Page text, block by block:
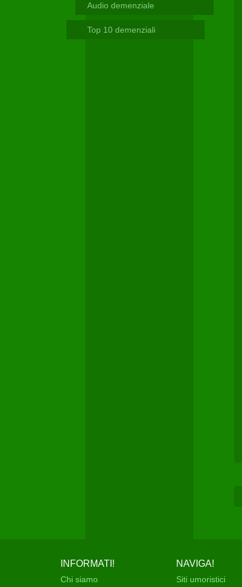
Audio demenziale
Top 10 demenziali
INFORMATI!
Chi siamo
NAVIGA!
Siti umoristici